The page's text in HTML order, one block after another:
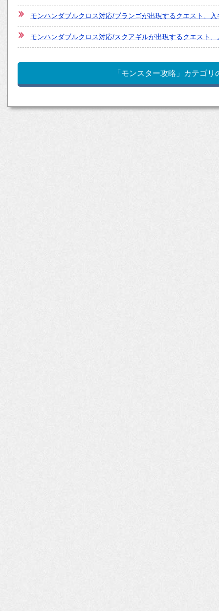
モンハンダブルクロス対応/ブランゴが出現するクエスト、
モンハンダブルクロス対応/スクアギルが出現するクエスト
「モンスター攻略」カテゴ